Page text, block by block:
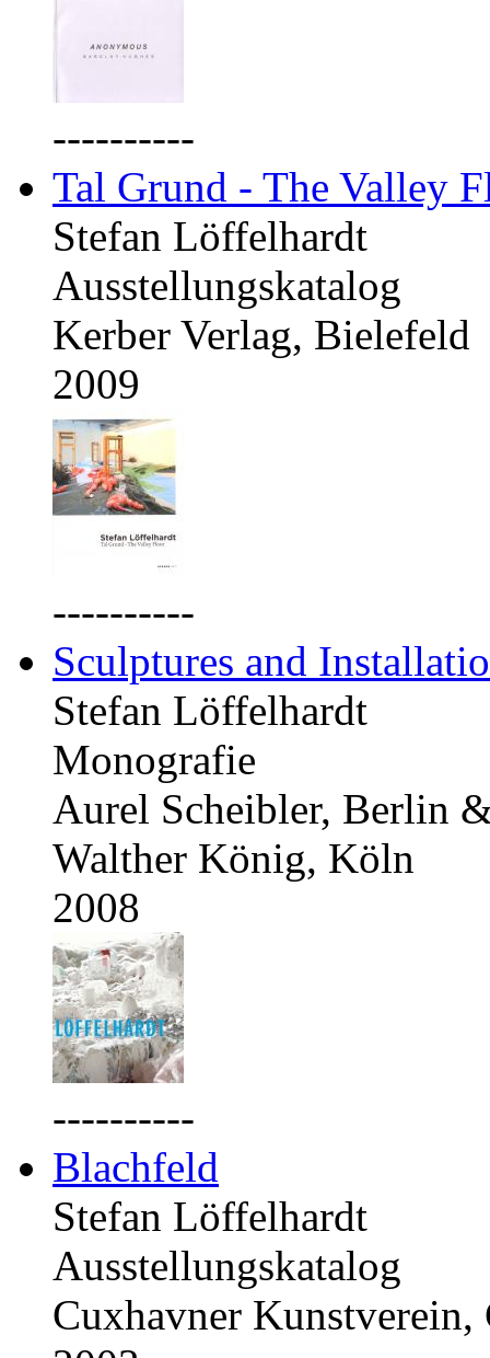
----------
Tal Grund - The Valley
Stefan Löffelhardt
Ausstellungskatalog
Kerber Verlag, Bielefeld
2009
----------
Sculptures and
Stefan Löffelhardt
Monografie
Aurel Scheibler, Berlin
Walther König, Köln
2008
----------
Blachfeld
Stefan Löffelhardt
Ausstellungskatalog
Cuxhavner Kunstverein,